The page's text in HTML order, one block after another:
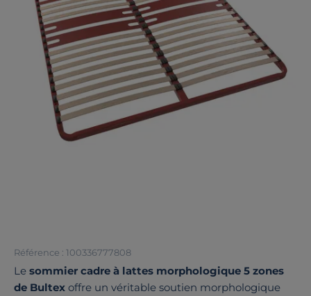
Référence : 100336777808
Le sommier cadre à lattes morphologique 5 zones
de Bultex offre un véritable soutien morphologique